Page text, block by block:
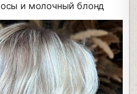
и молочный блонд